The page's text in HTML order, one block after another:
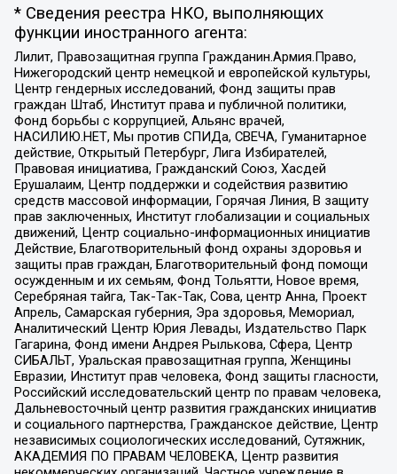
* Сведения реестра НКО, выполняющих
функции иностранного агента:
Лилит, Правозащитная группа Гражданин.Армия.Право,
Нижегородский центр немецкой и европейской культуры,
Центр гендерных исследований, Фонд защиты прав
граждан Штаб, Институт права и публичной политики,
Фонд борьбы с коррупцией, Альянс врачей,
НАСИЛИЮ.НЕТ, Мы против СПИДа, СВЕЧА, Гуманитарное
действие, Открытый Петербург, Лига Избирателей,
Правовая инициатива, Гражданский Союз, Хасдей
Ерушалаим, Центр поддержки и содействия развитию
средств массовой информации, Горячая Линия, В защиту
прав заключенных, Институт глобализации и социальных
движений, Центр социально-информационных инициатив
Действие, Благотворительный фонд охраны здоровья и
защиты прав граждан, Благотворительный фонд помощи
осужденным и их семьям, Фонд Тольятти, Новое время,
Серебряная тайга, Так-Так-Так, Сова, центр Анна, Проект
Апрель, Самарская губерния, Эра здоровья, Мемориал,
Аналитический Центр Юрия Левады, Издательство Парк
Гагарина, Фонд имени Андрея Рылькова, Сфера, Центр
СИБАЛЬТ, Уральская правозащитная группа, Женщины
Евразии, Институт прав человека, Фонд защиты гласности,
Российский исследовательский центр по правам человека,
Дальневосточный центр развития гражданских инициатив
и социального партнерства, Гражданское действие, Центр
независимых социологических исследований, Сутяжник,
АКАДЕМИЯ ПО ПРАВАМ ЧЕЛОВЕКА, Центр развития